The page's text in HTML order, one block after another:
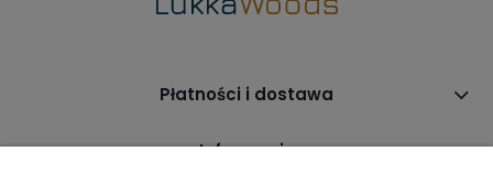
Płatności i dostawa
Informacje